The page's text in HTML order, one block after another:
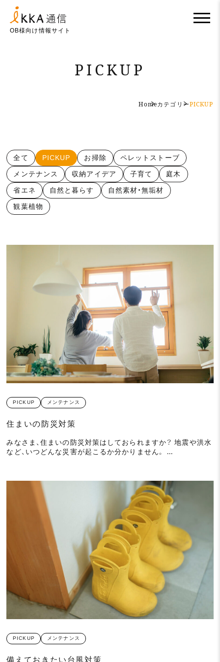
OB様向け情報サイト
PICKUP
HomeカテゴリーPICKUP
全て PICKUP お掃除 ペレットストーブ
メンテナンス 収納アイデア 子育て 庭木
省エネ 自然と暮らす 自然素材・無垢材
観葉植物
PICKUP メンテナンス
住まいの防災対策
みなさま、住まいの防災対策はしておられますか？ 地震や洪水
など、いつどんな災害が起こるか分かりません。 ...
PICKUP メンテナンス
備えておきたい台風対策